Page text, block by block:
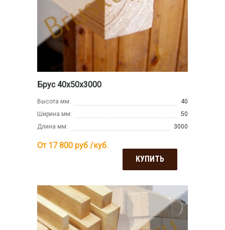
Брус 40х50х3000
Высота мм:
40
Ширина мм:
50
Длина мм:
3000
От 17 800 руб /куб.
КУПИТЬ